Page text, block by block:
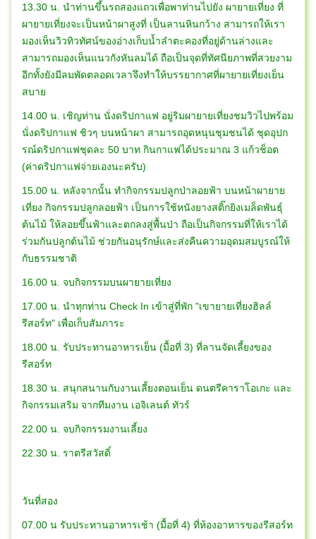
13.30 น. นำท่านขึ้นรถสองแถวเพื่อพาท่านไปยัง ผายายเที่ยง ที่
ผายายเที่ยงจะเป็นหน้าผาสูงที่ เป็นลานหินกว้าง สามารถให้เรา
มองเห็นวิวทิวทัศน์ของอ่างเก็บน้ำลำตะคองที่อยู่ด้านล่างและ
สามารถมองเห็นแนวกังหันลมได้ ถือเป็นจุดที่ทัศนียภาพที่สวยงาม
อีกทั้งยังมีลมพัดตลอดเวลาจึงทำให้บรรยากาศที่ผายายเที่ยงเย็น
สบาย
14.00 น. เชิญท่าน นั่งดริปกาแฟ อยู่ริมผายายเที่ยงชมวิวไปพร้อม
นั่งดริปกาแฟ ชิวๆ บนหน้าผา สามารถอุดหนุนชุมชนได้ ชุดอุปก
รณ์ดริปกาแฟชุดละ 50 บาท กินกาแฟได้ประมาณ 3 แก้วช็อต
(ค่าดริปกาแฟจ่ายเองนะครับ)
15.00 น. หลังจากนั้น ทำกิจกรรมปลูกป่าลอยฟ้า บนหน้าผายาย
เที่ยง กิจกรรมปลูกลอยฟ้า เป็นการใช้หนังยางสติ๊กยิงเมล็ดพันธุ์
ต้นไม้ ให้ลอยขึ้นฟ้าและตกลงสู่พื้นป่า ถือเป็นกิจกรรมที่ให้เราได้
ร่วมกันปลูกต้นไม้ ช่วยกันอนุรักษ์และส่งคืนความอุดมสมบูรณ์ให้
กับธรรมชาติ
16.00 น. จบกิจกรรมบนผายายเที่ยง
17.00 น. นำทุกท่าน Check In เข้าสู่ที่พัก "เขายายเที่ยงฮิลล์
รีสอร์ท" เพื่อเก็บสัมภาระ
18.00 น. รับประทานอาหารเย็น (มื้อที่ 3) ที่ลานจัดเลี้ยงของ
รีสอร์ท
18.30 น. สนุกสนานกับงานเลี้ยงตอนเย็น ดนตรีคาราโอเกะ และ
กิจกรรมเสริม จากทีมงาน เอจิเลนต์ ทัวร์
22.00 น. จบกิจกรรมงานเลี้ยง
22.30 น. ราตรีสวัสดิ์
วันที่สอง
07.00 น รับประทานอาหารเช้า (มื้อที่ 4) ที่ห้องอาหารของรีสอร์ท